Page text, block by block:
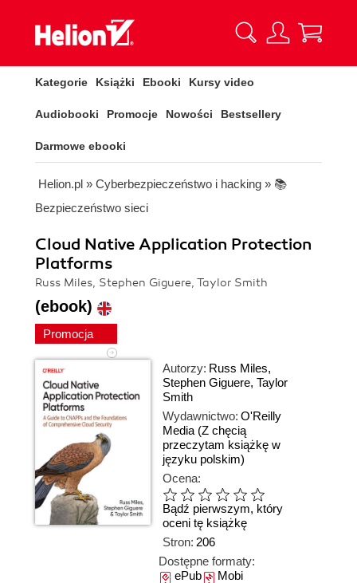
Kategorie Książki Ebooki Kursy video
Audiobooki Promocje Nowości Bestsellery
Darmowe ebooki
Helion.pl » Cyberbezpieczeństwo i hacking » 📚
Bezpieczeństwo sieci
Cloud Native Application Protection
Platforms
Russ Miles, Stephen Giguere, Taylor Smith
(ebook)
Promocja
Autorzy: Russ Miles,
Stephen Giguere, Taylor
Smith
Wydawnictwo: O'Reilly
Media (Z chęcią
przeczytam książkę w
języku polskim)
Ocena:
Bądź pierwszym, który
oceni tę książkę
Stron: 206
Dostępne formaty:
ePubMobi